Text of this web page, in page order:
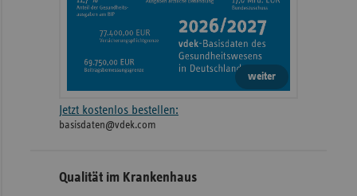
weiter
Jetzt kostenlos bestellen:
basisdaten@vdek.com
Qualität im Krankenhaus